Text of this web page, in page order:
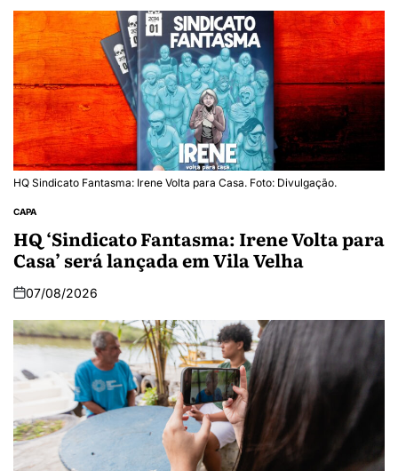
HQ Sindicato Fantasma: Irene Volta para Casa. Foto: Divulgação.
CAPA
HQ ‘Sindicato Fantasma: Irene Volta para
Casa’ será lançada em Vila Velha
07/08/2026